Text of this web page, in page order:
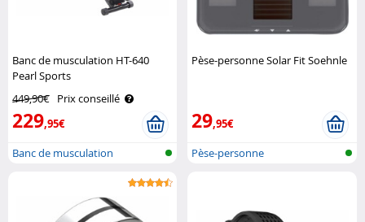
Banc de musculation HT-640
Pearl Sports
449,90€ Prix conseillé
229,95€
Banc de musculation
Pèse-personne Solar Fit Soehnle
29,95€
Pèse-personne